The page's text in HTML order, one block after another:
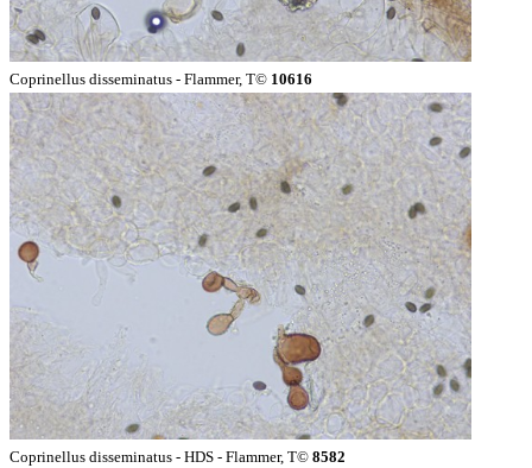
Coprinellus disseminatus - Flammer, T© 10616
Coprinellus disseminatus - HDS - Flammer, T© 8582